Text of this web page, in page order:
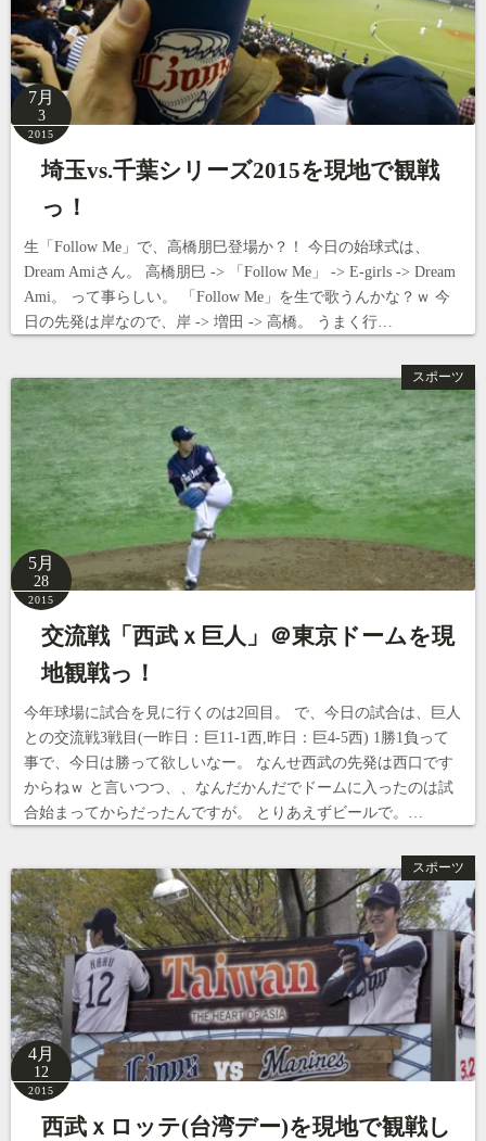
7月
3
2015
埼玉vs.千葉シリーズ2015を現地で観戦
っ！
生「Follow Me」で、高橋朋巳登場か？！ 今日の始球式は、
Dream Amiさん。 高橋朋巳 -> 「Follow Me」 -> E-girls -> Dream
Ami。 って事らしい。 「Follow Me」を生で歌うんかな？ｗ 今
日の先発は岸なので、岸 -> 増田 -> 高橋。 うまく行…
スポーツ
5月
28
2015
交流戦「西武ｘ巨人」＠東京ドームを現
地観戦っ！
今年球場に試合を見に行くのは2回目。 で、今日の試合は、巨人
との交流戦3戦目(一昨日：巨11-1西,昨日：巨4-5西) 1勝1負って
事で、今日は勝って欲しいなー。 なんせ西武の先発は西口です
からねｗ と言いつつ、、なんだかんだでドームに入ったのは試
合始まってからだったんですが。 とりあえずビールで。…
スポーツ
4月
12
2015
西武ｘロッテ(台湾デー)を現地で観戦し